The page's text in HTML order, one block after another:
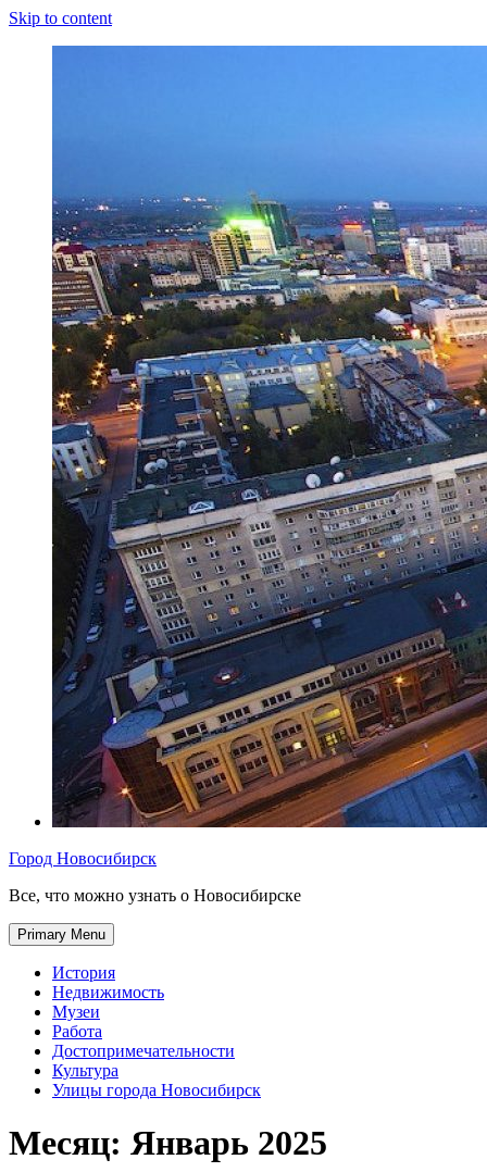
Skip to content
Город Новосибирск
Все, что можно узнать о Новосибирске
Primary Menu
История
Недвижимость
Музеи
Работа
Достопримечательности
Культура
Улицы города Новосибирск
Месяц: Январь 2025